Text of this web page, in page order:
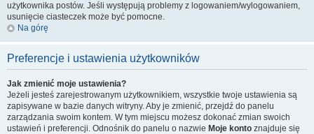
użytkownika postów. Jeśli występują problemy z logowaniem/wylogowaniem,
usunięcie ciasteczek może być pomocne.
Na górę
Preferencje i ustawienia użytkowników
Jak zmienić moje ustawienia?
Jeżeli jesteś zarejestrowanym użytkownikiem, wszystkie twoje ustawienia są
zapisywane w bazie danych witryny. Aby je zmienić, przejdź do panelu
zarządzania swoim kontem. W tym miejscu możesz dokonać zmian swoich
ustawień i preferencji. Odnośnik do panelu o nazwie Moje konto znajduje się